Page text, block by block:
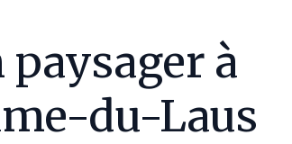
à
du-Laus